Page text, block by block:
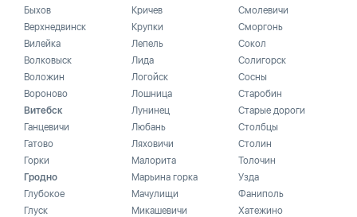
Быхов
Верхнедвинск
Вилейка
Волковыск
Воложин
Вороново
Витебск
Ганцевичи
Гатово
Горки
Гродно
Глубокое
Глуск
Кричев
Крупки
Лепель
Лида
Логойск
Лошница
Лунинец
Любань
Ляховичи
Малорита
Марьина горка
Мачулищи
Микашевичи
Смолевичи
Сморгонь
Сокол
Солигорск
Сосны
Старобин
Старые дороги
Столбцы
Столин
Толочин
Узда
Фаниполь
Хатежино